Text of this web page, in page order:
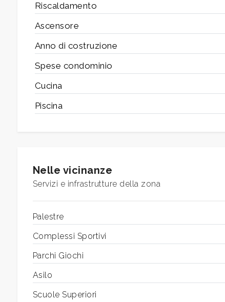
Riscaldamento
Ascensore
Anno di costruzione
Spese condominio
Cucina
Piscina
Nelle vicinanze
Servizi e infrastrutture della zona
Palestre
Complessi Sportivi
Parchi Giochi
Asilo
Scuole Superiori
minime
Altre
multiscelta